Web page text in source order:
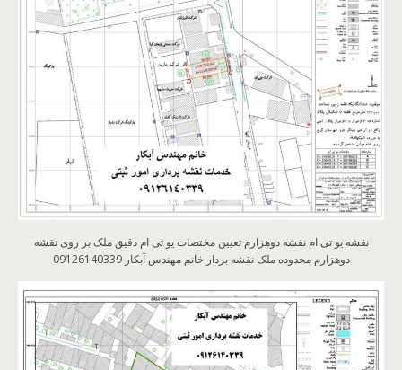
نقشه یو تی ام نقشه دوهزارم تعیین مختصات یو تی ام دقیق ملک بر روی نقشه
دوهزارم محدوده ملک نقشه بردار خانم مهندس آبکار 09126140339